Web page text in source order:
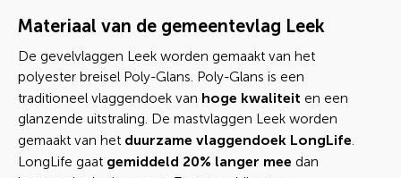
Materiaal van de gemeentevlag Leek
De gevelvlaggen Leek worden gemaakt van het
polyester breisel Poly-Glans. Poly-Glans is een
traditioneel vlaggendoek van hoge kwaliteit en een
glanzende uitstraling. De mastvlaggen Leek worden
gemaakt van het duurzame vlaggendoek LongLife.
LongLife gaat gemiddeld 20% langer mee dan